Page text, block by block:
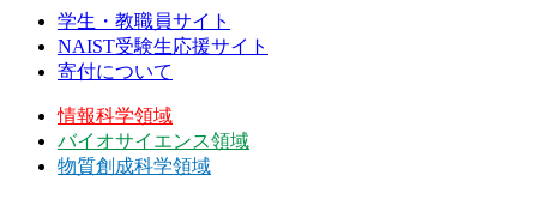
学生・教職員サイト
NAIST受験生応援サイト
寄付について
情報科学領域
バイオサイエンス領域
物質創成科学領域